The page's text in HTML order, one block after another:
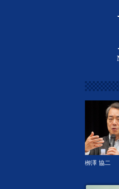
栁澤 協二